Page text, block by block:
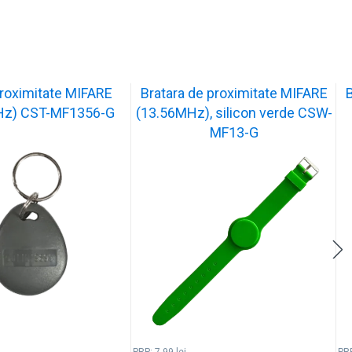
MIFARE
CST-MF1356-G
Bratara de proximitate MIFARE
(13.56MHz), silicon verde CSW-
MF13-G